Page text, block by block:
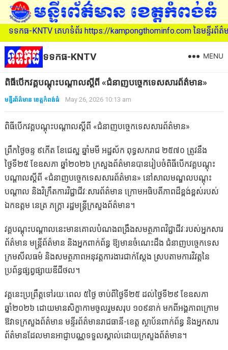
គេហទំព័រ https://kampongthominfo.com នៃមន្ទីរព័ត៌មាន ខេ
ទទកធ-KNTV MENU
ពិធីបើកវគ្គបណ្តុះបណ្តាលស្តីពី «ជំនាញបច្ចេកទេសសារព័ត៌មាន»
មន្ទីរព័ត៌មាន ខេត្តកំពង់ធំ May 26, 2026 10:13 am
ពិធីបើកវគ្គបណ្តុះបណ្តាលស្តីពី «ជំនាញបច្ចេកទេសសារព័ត៌មាន»
ព្រឹកថ្ងៃចន្ទ ៩កើត ខែជេស្ឋ ឆ្នាំមមី អដ្ឋស័ក ពុទ្ធសករាជ ២៥៧០ ត្រូវនឹង
ថ្ងៃទី២៥ ខែឧសភា ឆ្នាំ២០២៦ ក្រសួងព័ត៌មានបានរៀបចំពិធីបើកវគ្គបណ្តុះ
បណ្តាលស្តីពី «ជំនាញបច្ចេកទេសសារព័ត៌មាន» នៅសាលមណ្ឌលបណ្តុះ
បណ្តាល និងវិក្រឹតការវិជ្ជាជីវៈសារព័ត៌មាន ក្រោមអធិបតីភាពដ៏ខ្ពង់ខ្ពស់របស់
ឯកឧត្តម នេត្រ ភក្ត្រា រដ្ឋមន្ត្រីក្រសួងព័ត៌មាន។
វគ្គបណ្តុះបណ្តាលនេះមានគោលបំណងពង្រឹងសមត្ថភាពវិជ្ជាជីវៈរបស់អ្នកសារ
ព័ត៌មាន មន្ត្រីព័ត៌មាន និងអ្នកពាក់ព័ន្ធ ឱ្យមានចំណេះដឹង ជំនាញបច្ចេកទេស
ក្រមសីលធម៌ និងសមត្ថភាពអនុវត្តការងារជាក់ស្តែង ស្របតាមការវិវត្តនៃ
ប្រព័ន្ធផ្សព្វផ្សាយឌីជីថល។
វគ្គនេះប្រព្រឹត្តទៅរយៈពេល ៥ថ្ងៃ ចាប់ពីថ្ងៃទី២៥ ដល់ថ្ងៃទី២៩ ខែឧសភា
ឆ្នាំ២០២៦ ដោយមានសិក្ខាកាមចូលរួមសរុប ១០៩នាក់ មកពីអង្គភាពក្រោម
ឱវាទក្រសួងព័ត៌មាន មន្ទីរព័ត៌មានរាជធានី-ខេត្ត ស្ថាប័នពាក់ព័ន្ធ និងអ្នកសារ
ព័ត៌មានដែលមានអាជ្ញាបណ្ណទទួលស្គាល់ដោយក្រសួងព័ត៌មាន។